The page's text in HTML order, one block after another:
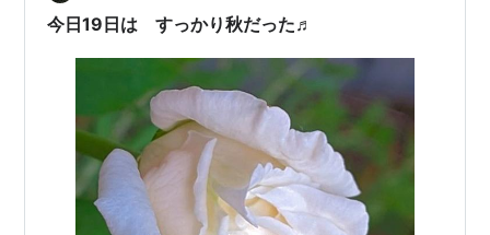
今日19日は すっかり秋だった♬